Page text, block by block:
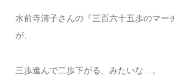
水前寺清子さんの『三百六十五歩のマー
が、
三歩進んで二歩下がる、みたいな…。